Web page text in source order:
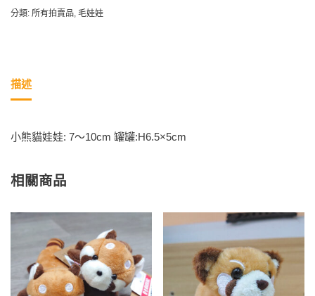
分類: 所有拍賣品 毛娃娃
描述
小熊貓娃娃: 7～10cm 罐罐:H6.5×5cm
相關商品